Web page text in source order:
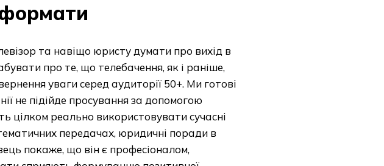
формати
та навіщо юристу думати про вихід в
про те, що телебачення, як і раніше,
уваги серед аудиторії 50+. Ми готові
не підійде просування за допомогою
цілком реально використовувати сучасні
передачах, юридичні поради в
покаже, що він є професіоналом,